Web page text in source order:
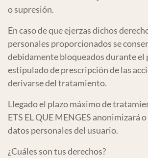
o supresión.
En caso de que ejerzas dichos
personales proporcionados se
debidamente bloqueados durante el
estipulado de prescripción de las
derivarse del tratamiento.
Llegado el plazo máximo de
ETS EL QUE MENGES anonimizará
datos personales del usuario.
¿Cuáles son tus derechos?